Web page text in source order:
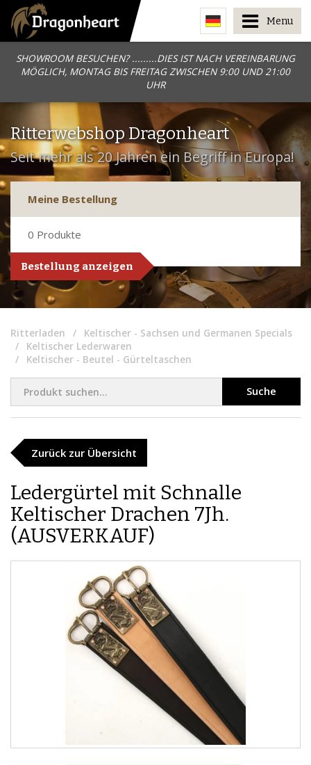
SHOWROOM BESUCHEN? .........DIES IST NACH VEREINBARUNG
MÖGLICH, MONTAG BIS FREITAG ZWISCHEN 9:00 UND 21:00
UHR
Menu
Ritterwebshop Dragonheart
Seit mehr als 20 Jahren ein Begriff in Europa!
Meine Bestellung
0 Produkte
Bestellung anzeigen
Ritterladen
Keltischer - Sachsen und Germanen Specials
Keltischer Lederwaren
Keltischer - Beutel - Gürteltaschen
Suche
Zurück zur Übersicht
Ledergürtel mit Schnalle
Keltischer Drachen 7Jh.
(AUSVERKAUF)